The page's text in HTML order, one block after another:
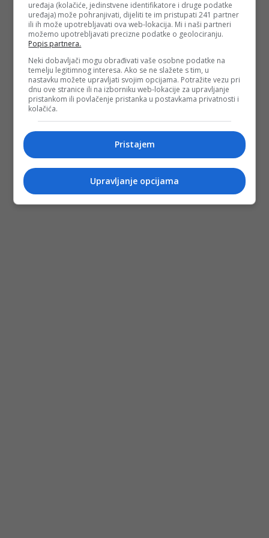
uređaja (kolačiće, jedinstvene identifikatore i druge podatke
uređaja) može pohranjivati, dijeliti te im pristupati 241 partner
ili ih može upotrebljavati ova web-lokacija. Mi i naši partneri
možemo upotrebljavati precizne podatke o geolociranju.
Popis partnera.
Neki dobavljači mogu obrađivati vaše osobne podatke na
temelju legitimnog interesa. Ako se ne slažete s tim, u
nastavku možete upravljati svojim opcijama. Potražite vezu pri
dnu ove stranice ili na izborniku web-lokacije za upravljanje
pristankom ili povlačenje pristanka u postavkama privatnosti i
kolačića.
Pristajem
Upravljanje opcijama